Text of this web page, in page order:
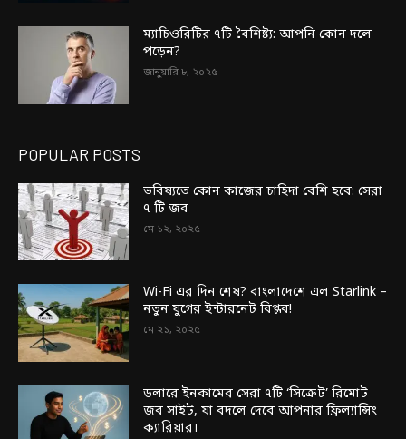
ম্যাচিওরিটির ৭টি বৈশিষ্ট্য: আপনি কোন দলে
পড়েন?
জানুয়ারি ৮, ২০২৫
POPULAR POSTS
ভবিষ্যতে কোন কাজের চাহিদা বেশি হবে: সেরা
৭ টি জব
মে ১২, ২০২৫
Wi-Fi এর দিন শেষ? বাংলাদেশে এল Starlink –
নতুন যুগের ইন্টারনেট বিপ্লব!
মে ২১, ২০২৫
ডলারে ইনকামের সেরা ৭টি ‘সিক্রেট’ রিমোট
জব সাইট, যা বদলে দেবে আপনার ফ্রিল্যান্সিং
ক্যারিয়ার।